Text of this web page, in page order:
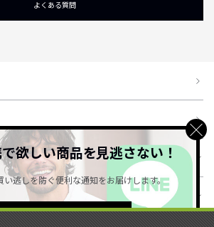
よくある質問
欲しい商品を見逃さない！
い逃しを防ぐ便利な通知をお届けします。
詳しくはこちら ＞